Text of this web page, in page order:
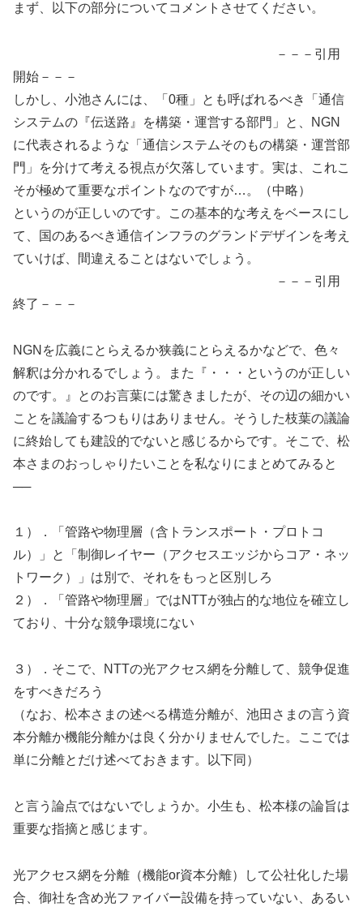
まず、以下の部分についてコメントさせてください。
－－－引用
開始－－－
しかし、小池さんには、「0種」とも呼ばれるべき「通信
システムの『伝送路』を構築・運営する部門」と、NGN
に代表されるような「通信システムそのもの構築・運営部
門」を分けて考える視点が欠落しています。実は、これこ
そが極めて重要なポイントなのですが…。（中略）
というのが正しいのです。この基本的な考えをベースにし
て、国のあるべき通信インフラのグランドデザインを考え
ていけば、間違えることはないでしょう。
－－－引用
終了－－－
NGNを広義にとらえるか狭義にとらえるかなどで、色々
解釈は分かれるでしょう。また『・・・というのが正しい
のです。』とのお言葉には驚きましたが、その辺の細かい
ことを議論するつもりはありません。そうした枝葉の議論
に終始しても建設的でないと感じるからです。そこで、松
本さまのおっしゃりたいことを私なりにまとめてみると
──
１）．「管路や物理層（含トランスポート・プロトコ
ル）」と「制御レイヤー（アクセスエッジからコア・ネッ
トワーク）」は別で、それをもっと区別しろ
２）．「管路や物理層」ではNTTが独占的な地位を確立し
ており、十分な競争環境にない
３）．そこで、NTTの光アクセス網を分離して、競争促進
をすべきだろう
（なお、松本さまの述べる構造分離が、池田さまの言う資
本分離か機能分離かは良く分かりませんでした。ここでは
単に分離とだけ述べておきます。以下同）
と言う論点ではないでしょうか。小生も、松本様の論旨は
重要な指摘と感じます。
光アクセス網を分離（機能or資本分離）して公社化した場
合、御社を含め光ファイバー設備を持っていない、あるい